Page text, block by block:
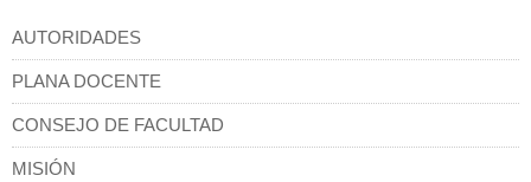
AUTORIDADES
PLANA DOCENTE
CONSEJO DE FACULTAD
MISIÓN